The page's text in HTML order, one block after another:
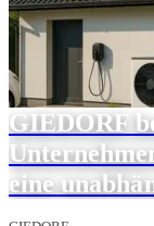
GIEDORF
eine